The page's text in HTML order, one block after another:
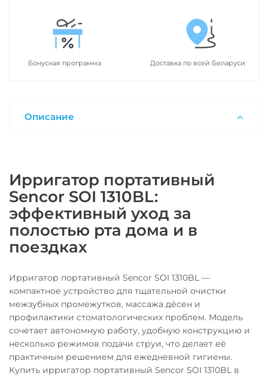
Бонусная программа Доставка по всей Беларуси
Описание
Ирригатор портативный
Sencor SOI 1310BL:
эффективный уход за
полостью рта дома и в
поездках
Ирригатор портативный Sencor SOI 1310BL —
компактное устройство для тщательной очистки
межзубных промежутков, массажа дёсен и
профилактики стоматологических проблем. Модель
сочетает автономную работу, удобную конструкцию и
несколько режимов подачи струи, что делает её
практичным решением для ежедневной гигиены.
Купить ирригатор портативный Sencor SOI 1310BL в